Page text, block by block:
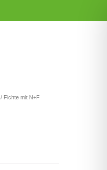
/ Fichte mit N+F